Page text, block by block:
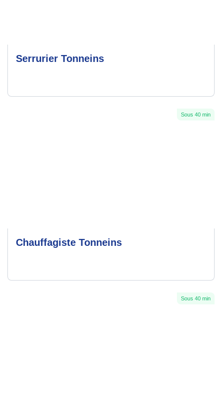
Serrurier Tonneins
Sous 40 min
Chauffagiste Tonneins
Sous 40 min